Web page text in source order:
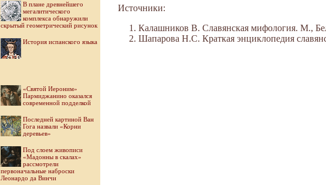
В плане древнейшего
мегалитического
комплекса обнаружили
скрытый геометрический рисунок
История испанского языка
«Святой Иероним»
Пармиджанино оказался
современной подделкой
Последней картиной Ван
Гога назвали «Корни
деревьев»
Под слоем живописи
«Мадонны в скалах»
рассмотрели
первоначальные наброски
Леонардо да Винчи
Источники:
Калашников В. Славянская мифология. М.,
Шапарова Н.С. Краткая энциклопедия